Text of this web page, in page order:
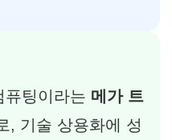
퓨팅이라는 메가 트
, 기술 상용화에 성